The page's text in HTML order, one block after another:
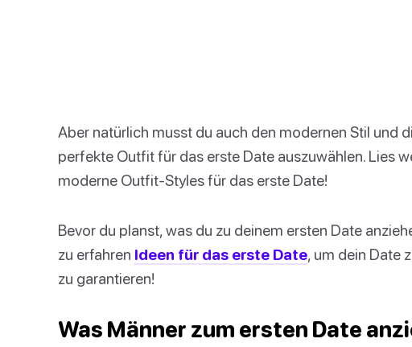
Aber natürlich musst du auch den modernen Stil und
perfekte Outfit für das erste Date auszuwählen. Lies
moderne Outfit-Styles für das erste Date!
Bevor du planst, was du zu deinem ersten Date
zu erfahren Ideen für das erste Date, um dein Date
zu garantieren!
Was Männer zum ersten Date